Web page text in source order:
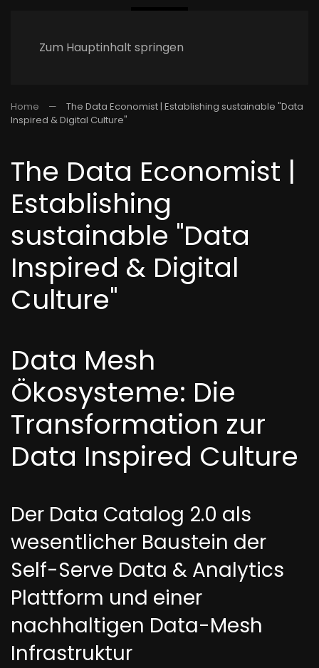
Zum Hauptinhalt springen
Home
The Data Economist | Establishing sustainable "Data
Inspired & Digital Culture"
The Data Economist |
Establishing
sustainable "Data
Inspired & Digital
Culture"
Data Mesh
Ökosysteme: Die
Transformation zur
Data Inspired Culture
Der Data Catalog 2.0 als
wesentlicher Baustein der
Self-Serve Data & Analytics
Plattform und einer
nachhaltigen Data-Mesh
Infrastruktur